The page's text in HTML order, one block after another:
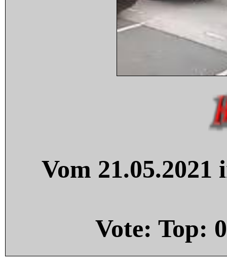
Vom
Vote: Top: 0